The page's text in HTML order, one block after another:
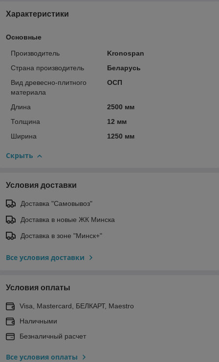
Характеристики
Основные
Производитель
Kronospan
Страна производитель
Беларусь
Вид древесно-плитного
материала
ОСП
Длина
2500 мм
Толщина
12 мм
Ширина
1250 мм
Скрыть
Условия доставки
Доставка "Самовывоз"
Доставка в новые ЖК Минска
Доставка в зоне "Минск+"
Все условия доставки
Условия оплаты
Visa, Mastercard, БЕЛКАРТ, Maestro
Наличными
Безналичный расчет
Все условия оплаты